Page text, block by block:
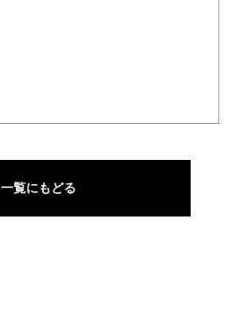
一覧にもどる